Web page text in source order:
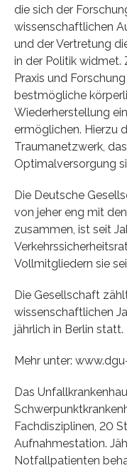
die sich der
wissenschaftlichen
und der Vertretung
in der Politik widmet.
Praxis und
bestmögliche
Wiederherstellung
ermöglichen. Hierzu
Traumanetzwerk,
Optimalversorgung
Die Deutsche
von jeher eng mit
zusammen, ist seit
Vollmitgliedern sie
Die Gesellschaft
wissenschaftlichen
jährlich in Berlin statt.
Mehr unter:
Das
Fachdisziplinen, 20
Aufnahmestation.
Notfallpatienten